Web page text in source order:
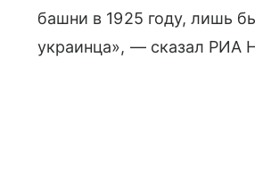
башни в 1925 году, лишь
украинца», — сказал РИА